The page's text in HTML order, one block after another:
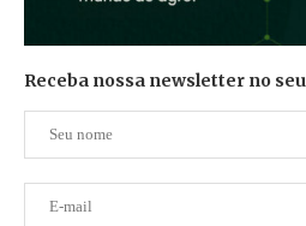
Receba nossa newsletter no